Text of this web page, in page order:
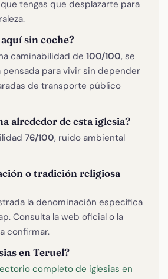
tengas que desplazarte para
sin coche?
caminabilidad de 100/100, se
pensada para vivir sin depender
de transporte público
alrededor de esta iglesia?
76/100, ruido ambiental
o tradición religiosa
la denominación específica
Consulta la web oficial o la
confirmar.
en Teruel?
completo de iglesias en